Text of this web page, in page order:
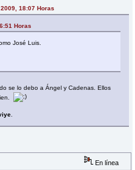
18:07 Horas
Horas
José Luis.
se lo debo a Ángel y Cadenas. Ellos
En línea